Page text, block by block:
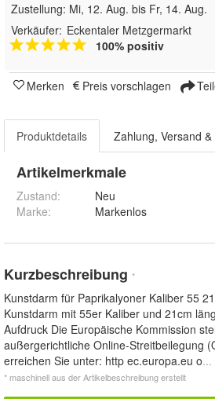
Zustellung: Mi, 12. Aug. bis Fr, 14. Aug.
Verkäufer: Eckentaler Metzgermarkt
100% positiv
Merken Preis vorschlagen
Produktdetails Zahlung, Versand
Artikelmerkmale
Zustand:
Neu
Marke:
Markenlos
Kurzbeschreibung *
Kunstdarm für Paprikalyoner Kaliber 55
Kunstdarm mit 55er Kaliber und 21cm
Aufdruck Die Europäische Kommission
außergerichtliche Online-Streitbeilegung
erreichen Sie unter: http ec.europa.eu o
* maschinell aus der Artikelbeschreibung erstellt